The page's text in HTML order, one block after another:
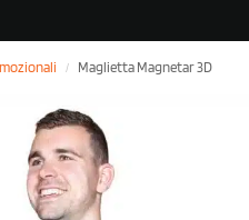
/ Maglietta Magnetar 3D